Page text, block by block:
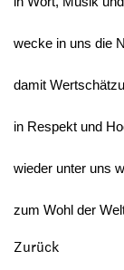
wecke in uns die
damit
in Respekt und
wieder unter uns
zum Wohl der
Zurück